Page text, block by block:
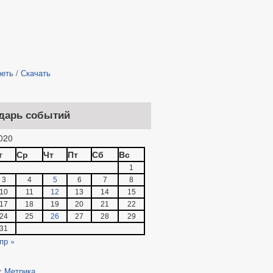
/ Скачать
событий
Ср Чт Пт Сб Вс
1
3
4 5 6 7
8
10
11 12 13 14
15
17
18 19 20 21
22
24
25 26 27 28
29
31
»